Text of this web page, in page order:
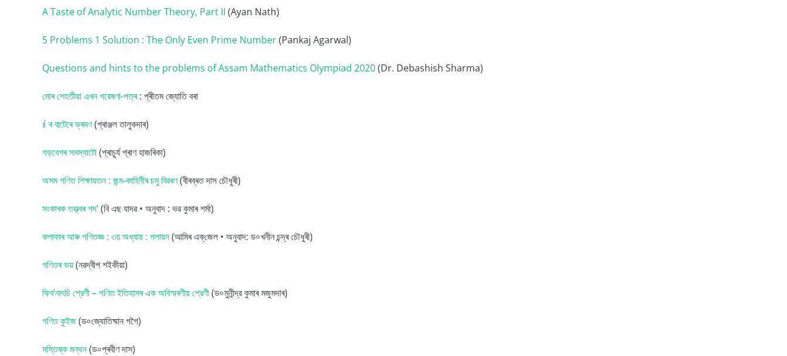
A Taste of Analytic Number Theory, Part II (Ayan Nath)
5 Problems 1 Solution : The Only Even Prime Number(Pankaj Agarwal)
Questions and hints to the problems of Assam Mathematics Olympiad 2020(Dr. Debashish Sharma)
মোৰ শেহতীয়া এখন গৱেষণা-পত্ৰ: প্ৰীতম জ্যোতি বৰা
i ৰ বাটেৰে ভ্ৰমণ(প্ৰাঞ্জল তালুকদাৰ)
গড়বেগৰ সমস্যাটো(প্ৰাচুৰ্য প্ৰাণ হাজৰিকা)
অসম গণিত শিক্ষায়তন : জন্ম-কাহিনীৰ চমু বিৱৰণ(বীৰব্ৰত দাস চৌধুৰী)
সংকাৰক তত্ত্বৰ গদ’(বি এছ যাদৱ • অনুবাদ : ভৱ কুমাৰ শৰ্মা)
কলাকাৰ আৰু গণিতজ্ঞ : ৩য় অধ্যায় : পলায়ন(আমিৰ এক্‌জেল • অনুবাদ: ড৹ খনীন চন্দ্ৰ চৌধুৰী)
গণিতৰ ভয়(নৱদ্বীপ শইকীয়া)
ফিব’নাৎচি শ্রেণী – গণিত ইতিহাসৰ এক অবিস্মৰণীয় শ্রেণী(ড৹ মুনীন্দ্র কুমাৰ মজুমদাৰ)
গণিত কুইজ(ড৹ জ্যোতিষ্মান গগৈ)
মস্তিষ্ক মন্থন(ড৹ প্ৰবীণ দাস)